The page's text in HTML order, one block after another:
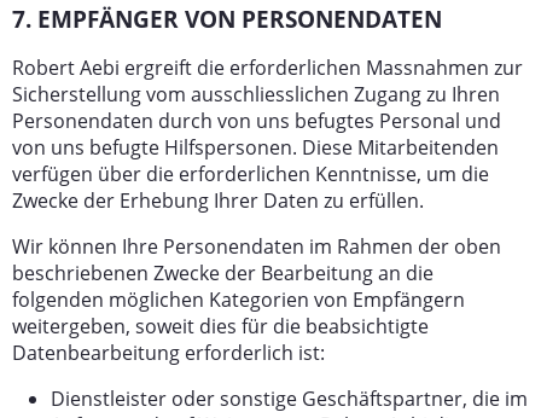
7. EMPFÄNGER VON PERSONENDATEN
Robert Aebi ergreift die erforderlichen Massnahmen zur
Sicherstellung vom ausschliesslichen Zugang zu Ihren
Personendaten durch von uns befugtes Personal und
von uns befugte Hilfspersonen. Diese Mitarbeitenden
verfügen über die erforderlichen Kenntnisse, um die
Zwecke der Erhebung Ihrer Daten zu erfüllen.
Wir können Ihre Personendaten im Rahmen der oben
beschriebenen Zwecke der Bearbeitung an die
folgenden möglichen Kategorien von Empfängern
weitergeben, soweit dies für die beabsichtigte
Datenbearbeitung erforderlich ist:
Dienstleister oder sonstige Geschäftspartner, die im